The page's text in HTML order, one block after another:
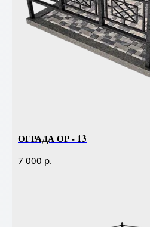
ОГРАДА ОР - 13
7 000 р.